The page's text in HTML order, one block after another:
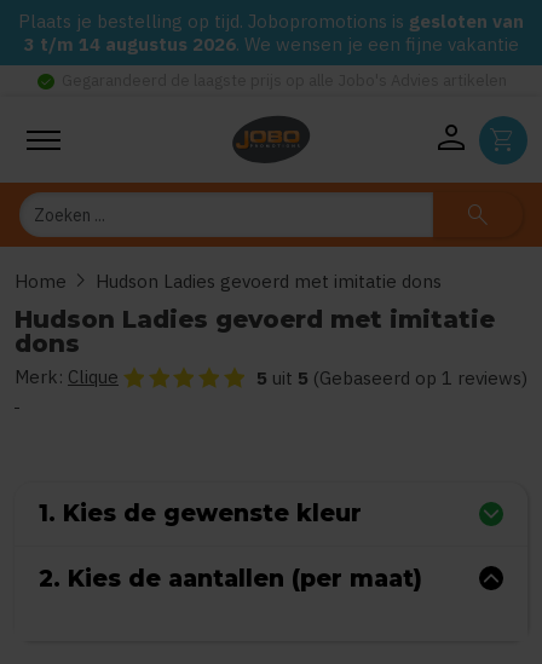
Plaats je bestelling op tijd. Jobopromotions is gesloten van
3 t/m 14 augustus 2026. We wensen je een fijne vakantie
check_circle
person shopping_cart
Zoeken search
Home chevron_right Hudson Ladies gevoerd met imitatie dons
Hudson Ladies gevoerd met imitatie
dons
Merk: Clique De beoordeling van dit product is5 van de 5
5 uit 5 (Gebaseerd op 1 reviews)
1. Kies de gewenste kleur
2. Kies de aantallen (per maat)